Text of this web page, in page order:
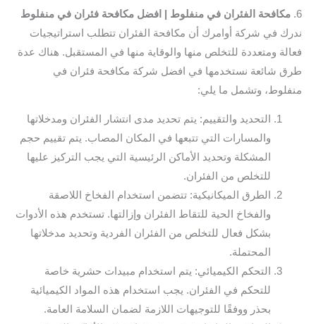
6. مكافحة الفئران في منفلوط | افضل مكافحة فئران في منفلوط
ندرك في شركة أوامرك أن مكافحة الفئران تتطلب استراتيجيات
فعالة ومتعددة للتخلص منها والوقاية منها في المستقبل. هناك عدة
طرق شائعة نستخدمها في افضل شركة مكافحة فئران في
منفلوط، وتشمل ما يلي:
التحديد والتقييم: يتم تحديد مدى انتشار الفئران ومدخلاتها
والمسارات التي تتبعها في المكان المصاب. يتم تقييم حجم
المشكلة وتحديد الأماكن الرئيسية التي يجب التركيز عليها
للتخلص من الفئران.
الطرق الميكانيكية: تتضمن استخدام الفخاخ اللاصقة
والفخاخ الحية للتقاط الفئران وإزالتها. تستخدم هذه الأدوات
بشكل فعال للتخلص من الفئران الفردية وتحديد مدخلاتها
المحتملة.
التحكم الكيميائي: يتم استخدام مبيدات حشرية خاصة
للتحكم في الفئران. يجب استخدام هذه المواد الكيميائية
بحذر ووفقًا للتوجيهات اللازمة لضمان السلامة العامة.